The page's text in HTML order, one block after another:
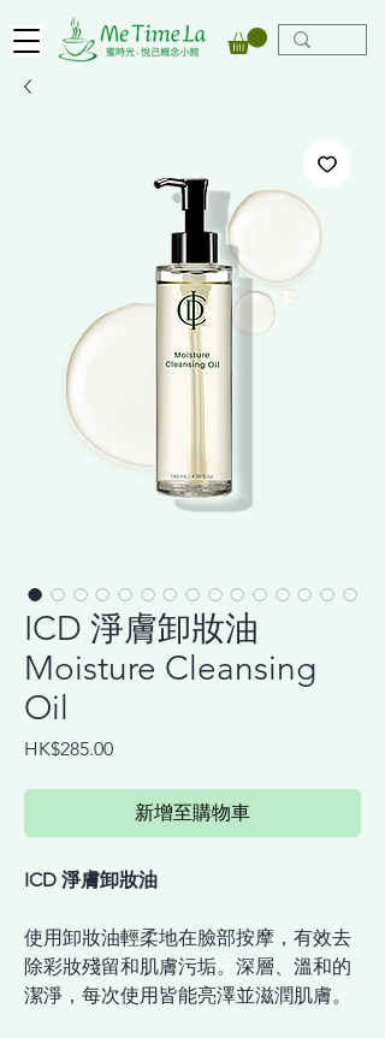
ICD 淨膚卸妝油
Moisture Cleansing
Oil
HK$285.00價
新增至購物車
ICD 淨膚卸妝油
使用卸妝油輕柔地在臉部按摩，有效去
除彩妝殘留和肌膚污垢。深層、溫和的
潔淨，每次使用皆能亮澤並滋潤肌膚。